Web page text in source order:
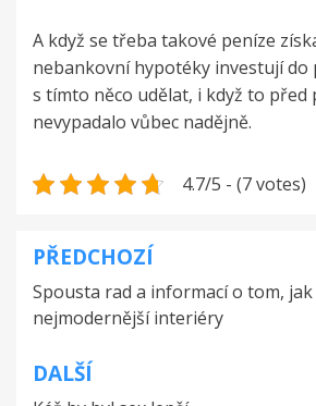
A když se třeba takové peníze
nebankovní hypotéky investují do
s tímto něco udělat, i když to před
nevypadalo vůbec nadějně.
4.7/5 - (7 votes)
Navigace
pro
příspěvek
PŘEDCHOZÍ
Spousta rad a informací o tom,
nejmodernější interiéry
DALŠÍ